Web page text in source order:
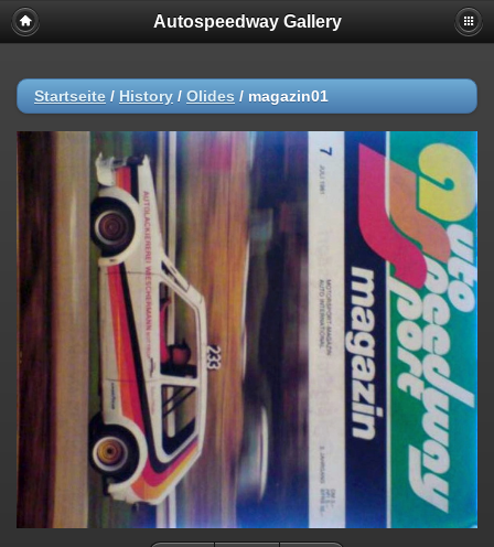
Autospeedway Gallery
Startseite / History / Olides / magazin01